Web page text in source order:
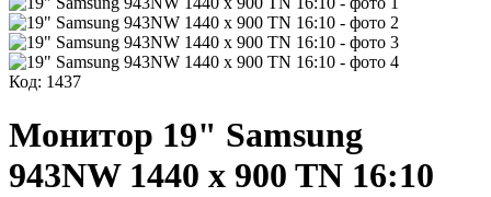
Код: 1437
Монитор 19" Samsung
943NW 1440 x 900 TN 16:10